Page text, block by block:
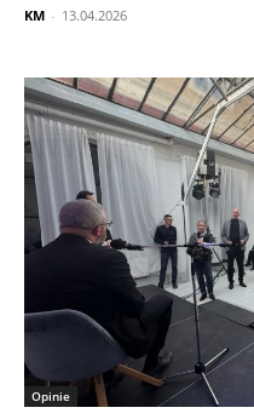
KM - 13.04.2026
Opinie